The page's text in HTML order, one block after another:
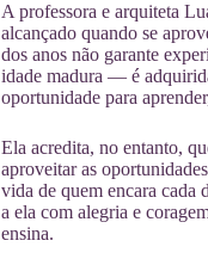
A professora e arquiteta
alcançado quando se
dos anos não garante
idade madura — é
oportunidade para
Ela acredita, no entanto,
aproveitar as
vida de quem encara cada
a ela com alegria e
ensina.